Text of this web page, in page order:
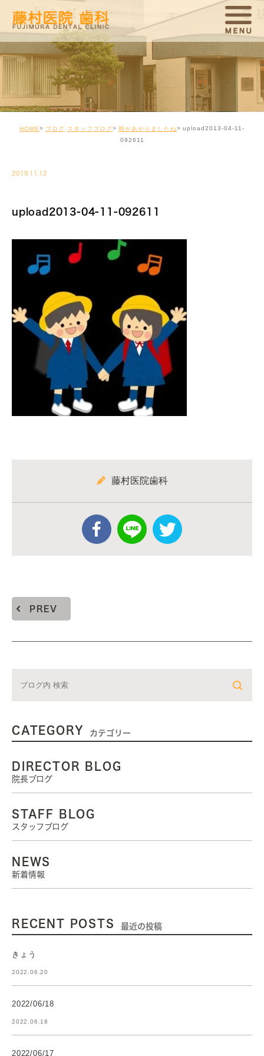
HOME ブログ スタッフブログ 雨があがりましたね
upload2013-04-11-
092611
2019.11.12
upload2013-04-11-092611
藤村医院歯科
PREV
CATEGORY カテゴリー
DIRECTOR BLOG
院長ブログ
STAFF BLOG
スタッフブログ
NEWS
新着情報
RECENT POSTS 最近の投稿
きょう
2022.06.20
2022/06/18
2022.06.18
2022/06/17